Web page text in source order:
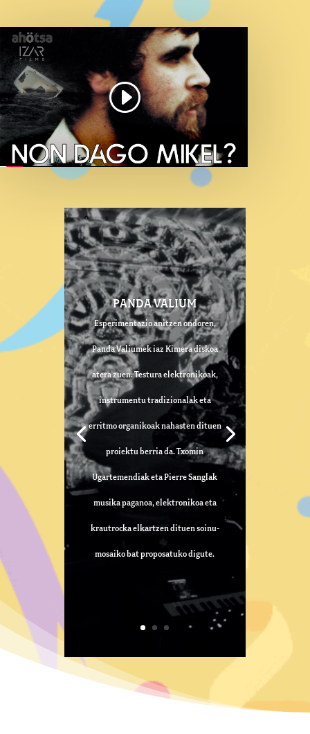
PANDA VALIUM
Esperimentazio anitzen ondoren,
Panda Valiumek iaz Kimera diskoa
atera zuen. Testura elektronikoak,
instrumentu tradizionalak eta
erritmo organikoak nahasten dituen
proiektu berria da. Txomin
Ugartemendiak eta Pierre Sanglak
musika paganoa, elektronikoa eta
krautrocka elkartzen dituen soinu-
mosaiko bat proposatuko digute.